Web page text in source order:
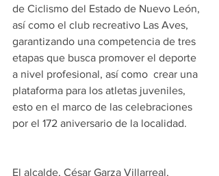
de Ciclismo del Estado de Nuevo León,
así como el club recreativo Las Aves,
garantizando una competencia de tres
etapas que busca promover el deporte
a nivel profesional, así como  crear una
plataforma para los atletas juveniles,
esto en el marco de las celebraciones
por el 172 aniversario de la localidad.
El alcalde, César Garza Villarreal,